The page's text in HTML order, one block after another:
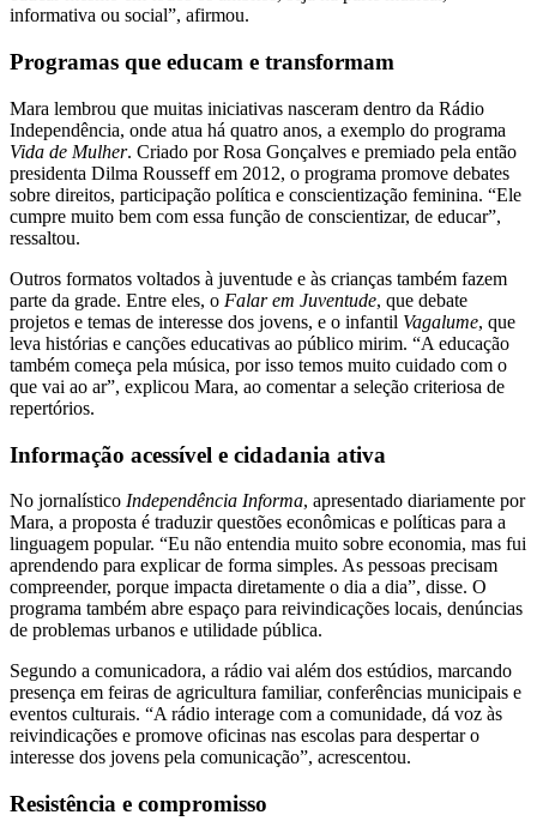
informativa ou social”, afirmou.
Programas que educam e transformam
Mara lembrou que muitas iniciativas nasceram dentro da Rádio
Independência, onde atua há quatro anos, a exemplo do programa
Vida de Mulher. Criado por Rosa Gonçalves e premiado pela então
presidenta Dilma Rousseff em 2012, o programa promove debates
sobre direitos, participação política e conscientização feminina. “Ele
cumpre muito bem com essa função de conscientizar, de educar”,
ressaltou.
Outros formatos voltados à juventude e às crianças também fazem
parte da grade. Entre eles, o Falar em Juventude, que debate
projetos e temas de interesse dos jovens, e o infantil Vagalume, que
leva histórias e canções educativas ao público mirim. “A educação
também começa pela música, por isso temos muito cuidado com o
que vai ao ar”, explicou Mara, ao comentar a seleção criteriosa de
repertórios.
Informação acessível e cidadania ativa
No jornalístico Independência Informa, apresentado diariamente por
Mara, a proposta é traduzir questões econômicas e políticas para a
linguagem popular. “Eu não entendia muito sobre economia, mas fui
aprendendo para explicar de forma simples. As pessoas precisam
compreender, porque impacta diretamente o dia a dia”, disse. O
programa também abre espaço para reivindicações locais, denúncias
de problemas urbanos e utilidade pública.
Segundo a comunicadora, a rádio vai além dos estúdios, marcando
presença em feiras de agricultura familiar, conferências municipais e
eventos culturais. “A rádio interage com a comunidade, dá voz às
reivindicações e promove oficinas nas escolas para despertar o
interesse dos jovens pela comunicação”, acrescentou.
Resistência e compromisso